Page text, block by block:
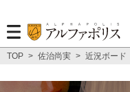
TOP > 佐治尚実 > 近況ボード